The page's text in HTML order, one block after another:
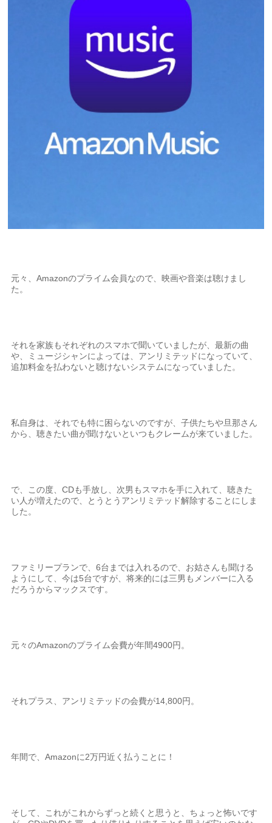
元々、Amazonのプライム会員なので、映画や音楽は聴けまし
た。
それを家族もそれぞれのスマホで聞いていましたが、最新の曲
や、ミュージシャンによっては、アンリミテッドになっていて、
追加料金を払わないと聴けないシステムになっていました。
私自身は、それでも特に困らないのですが、子供たちや旦那さん
から、聴きたい曲が聞けないといつもクレームが来ていました。
で、この度、CDも手放し、次男もスマホを手に入れて、聴きた
い人が増えたので、とうとうアンリミテッド解除することにしま
した。
ファミリープランで、6台までは入れるので、お姑さんも聞ける
ようにして、今は5台ですが、将来的には三男もメンバーに入る
だろうからマックスです。
元々のAmazonのプライム会費が年間4900円。
それプラス、アンリミテッドの会費が14,800円。
年間で、Amazonに2万円近く払うことに！
そして、これがこれからずっと続くと思うと、ちょっと怖いです